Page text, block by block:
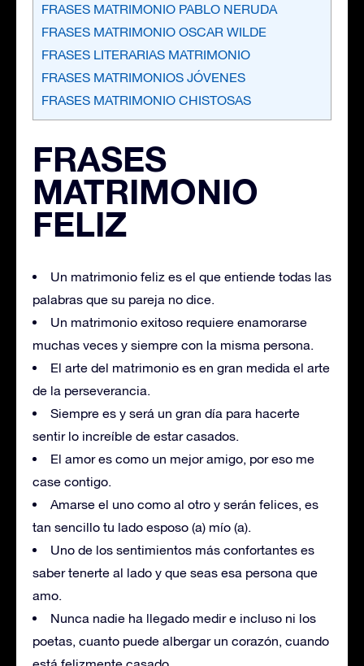
FRASES MATRIMONIO PABLO NERUDA
FRASES MATRIMONIO OSCAR WILDE
FRASES LITERARIAS MATRIMONIO
FRASES MATRIMONIOS JÓVENES
FRASES MATRIMONIO CHISTOSAS
FRASES
MATRIMONIO
FELIZ
Un matrimonio feliz es el que entiende todas las
palabras que su pareja no dice.
Un matrimonio exitoso requiere enamorarse
muchas veces y siempre con la misma persona.
El arte del matrimonio es en gran medida el arte
de la perseverancia.
Siempre es y será un gran día para hacerte
sentir lo increíble de estar casados.
El amor es como un mejor amigo, por eso me
case contigo.
Amarse el uno como al otro y serán felices, es
tan sencillo tu lado esposo (a) mío (a).
Uno de los sentimientos más confortantes es
saber tenerte al lado y que seas esa persona que
amo.
Nunca nadie ha llegado medir e incluso ni los
poetas, cuanto puede albergar un corazón, cuando